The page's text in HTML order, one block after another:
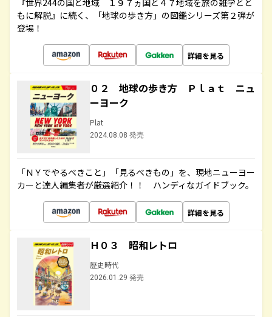
『世界244の国と地域 １９７ヵ国と４７地域を旅の雑学とと
もに解説』に続く、「地球の歩き方」の図鑑シリーズ第２弾が
登場！
詳細を見る
０２ 地球の歩き方 Ｐｌａｔ ニュ
ーヨーク
Plat
2024.08.08 発売
「ＮＹでやるべきこと」「見るべきもの」を、現地ニューヨー
カーと達人編集者が厳選紹介！！ ハンディなガイドブック。
詳細を見る
Ｈ０３ 昭和レトロ
歴史時代
2026.01.29 発売